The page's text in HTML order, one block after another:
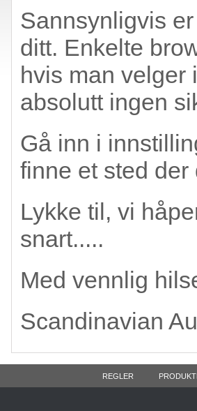
Sannsynligvis
ditt. Enkelte
hvis man velger
absolutt ingen
Gå inn i
finne et sted
Lykke til, vi
snart.....
Med vennlig
Scandinavian
REGLER